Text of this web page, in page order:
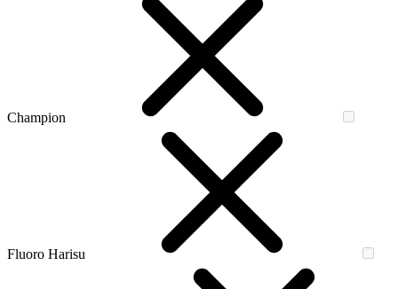
Champion
Fluoro Harisu